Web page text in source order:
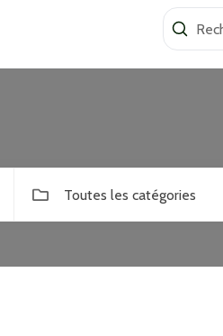
Toutes les catégories